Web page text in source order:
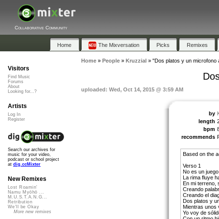
Collaborative Community
Home The Mixversation Picks Remixes
Home» People» Kruzzial » "Dos platos y un microfono
uploaded: Wed, Oct 14, 2015 @ 3:59 AM
by
length
bpm
recommends
Based on the
Verso 1
No es un
La rima fluye
En mi terreno,
Creando
Creando el
Dos platos y
Mientras unos
Yo voy de
Visitors
Find Music
Forums
About
Looking for...?
Artists
Log In
Register
Search our archives for
music for your video,
podcast or school project
at dig.ccMixter
New Remixes
Lost Roamin'
Namu Myōhō ...
M.U.S.T.A.N.G...
Retribution
We'll be Okay
More new remixes